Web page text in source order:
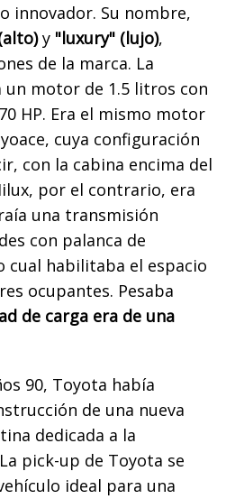
innovador. Su nombre,
y "luxury" (lujo),
de la marca. La
un motor de 1.5 litros con
HP. Era el mismo motor
cuya configuración
con la cabina encima del
por el contrario, era
una transmisión
con palanca de
cual habilitaba el espacio
ocupantes. Pesaba
de carga era de una
90, Toyota había
de una nueva
dedicada a la
pick-up de Toyota se
ideal para una